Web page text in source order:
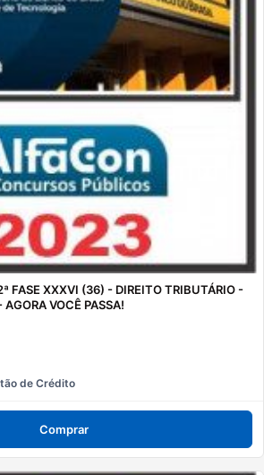
FASE XXXVI (36) - DIREITO TRIBUTÁRIO -
VOCÊ PASSA!
de Crédito
Comprar